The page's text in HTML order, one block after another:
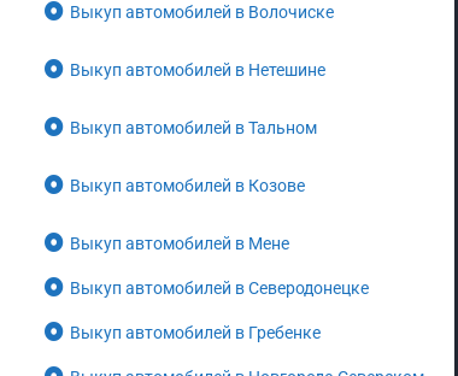
Выкуп автомобилей в Волочиске
Выкуп автомобилей в Нетешине
Выкуп автомобилей в Тальном
Выкуп автомобилей в Козове
Выкуп автомобилей в Мене
Выкуп автомобилей в Северодонецке
Выкуп автомобилей в Гребенке